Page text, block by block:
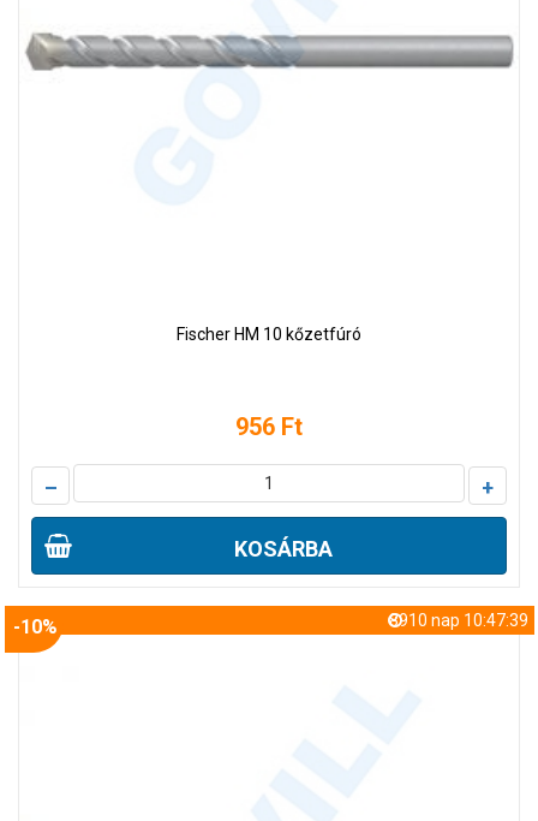
Fischer HM 10 kőzetfúró
956 Ft
– +
KOSÁRBA
-10% 8910 nap 10:47:38